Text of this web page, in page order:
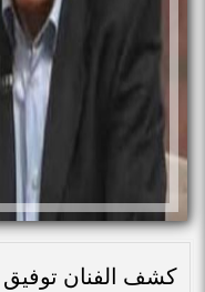
كشف الفنان توفيق